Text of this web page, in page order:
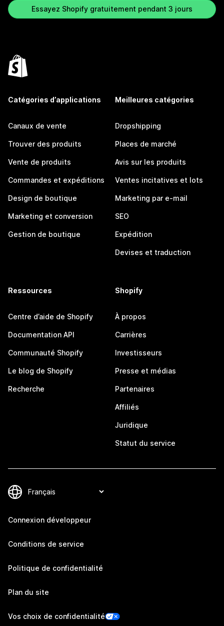
Essayez Shopify gratuitement pendant 3 jours
Catégories d’applications
Canaux de vente
Trouver des produits
Vente de produits
Commandes et expéditions
Design de boutique
Marketing et conversion
Gestion de boutique
Meilleures catégories
Dropshipping
Places de marché
Avis sur les produits
Ventes incitatives et lots
Marketing par e-mail
SEO
Expédition
Devises et traduction
Ressources
Centre d’aide de Shopify
Documentation API
Communauté Shopify
Le blog de Shopify
Recherche
Shopify
À propos
Carrières
Investisseurs
Presse et médias
Partenaires
Affiliés
Juridique
Statut du service
Connexion développeur
Conditions de service
Politique de confidentialité
Plan du site
Vos choix de confidentialité